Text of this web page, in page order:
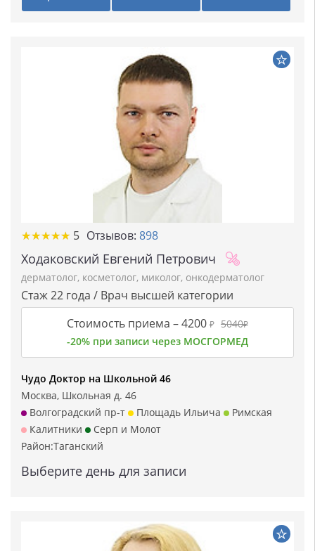
★★★★★
★★★★★ 5 Отзывов: 898
Ходаковский Евгений Петрович
дерматолог, косметолог, миколог, онкодерматолог
Стаж 22 года / Врач высшей категории
Стоимость приема –4200 ₽ 5040₽
-20% при записи через МОСГОРМЕД
Чудо Доктор на Школьной 46
Москва, Школьная д. 46
Волгоградский пр-т
Площадь Ильича
Римская
Калитники
Серп и Молот
Район:Таганский
Выберите день для записи